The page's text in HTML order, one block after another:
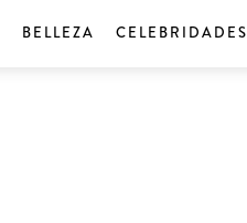
BELLEZA CELEBRIDADES